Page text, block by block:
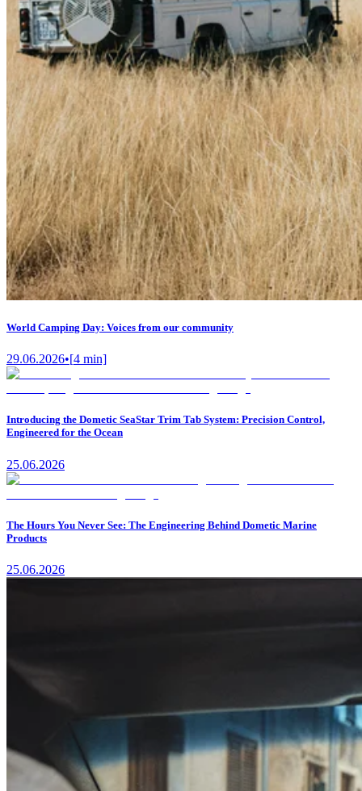
World Camping Day: Voices from our community
29.06.2026•[4 min]
Introducing the Dometic SeaStar Trim Tab System: Precision Control,
Engineered for the Ocean
25.06.2026
The Hours You Never See: The Engineering Behind Dometic Marine
Products
25.06.2026